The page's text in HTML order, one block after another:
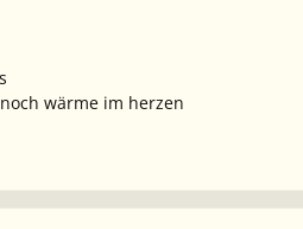
wärme im herzen